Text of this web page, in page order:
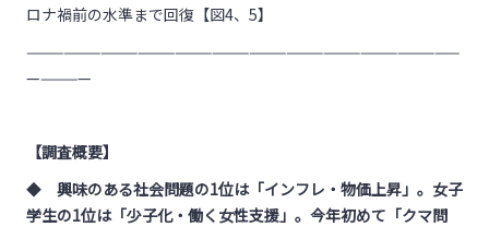
ロナ禍前の水準まで回復【図4、 5】
———————————————————————————————————
—————
【調査概要】
◆ 興味のある社会問題の1位は「インフレ・物価上昇」。女子
学生の1位は「少子化・働く女性支援」。 今年初めて「クマ問